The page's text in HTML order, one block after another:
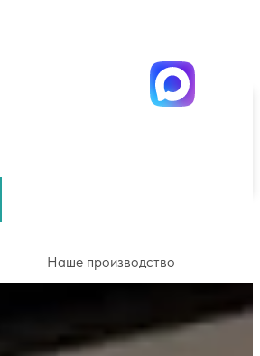
Наше производство